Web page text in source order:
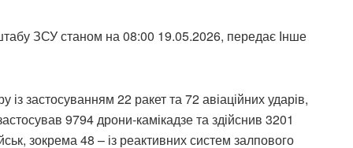
ЗСУ станом на 08:00 19.05.2026, передає Інше
застосуванням 22 ракет та 72 авіаційних ударів,
9794 дрони-камікадзе та здійснив 3201
зокрема 48 – із реактивних систем залпового